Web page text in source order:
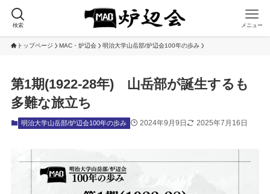
検索 メニュー
トップページ MAC・炉辺会 明治大学山岳部/炉辺会100年の歩み
第1期(1922-28年) 山岳部が誕生するも
多難な旅立ち
明治大学山岳部/炉辺会100年の歩み 2024年9月9日 2025年7月16日